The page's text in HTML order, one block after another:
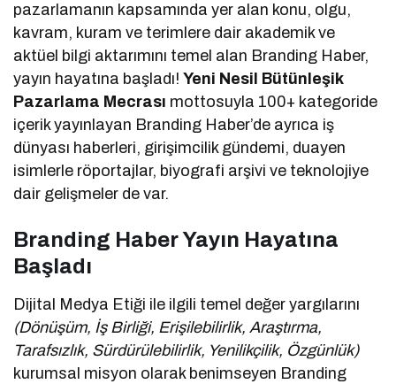
pazarlamanın kapsamında yer alan konu, olgu,
kavram, kuram ve terimlere dair akademik ve
aktüel bilgi aktarımını temel alan Branding Haber,
yayın hayatına başladı!Yeni Nesil Bütünleşik
Pazarlama Mecrası mottosuyla 100+ kategoride
içerik yayınlayan Branding Haber’de ayrıca iş
dünyası haberleri, girişimcilik gündemi, duayen
isimlerle röportajlar, biyografi arşivi ve teknolojiye
dair gelişmeler de var.
Branding Haber Yayın Hayatına
Başladı
Dijital Medya Etiği ile ilgili temel değer yargılarını
(Dönüşüm, İş Birliği, Erişilebilirlik, Araştırma,
Tarafsızlık, Sürdürülebilirlik, Yenilikçilik, Özgünlük)
kurumsal misyon olarak benimseyen Branding